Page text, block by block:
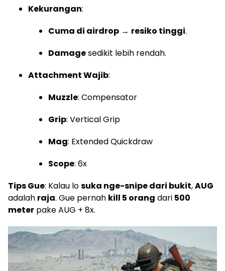
Kekurangan:
Cuma di airdrop → resiko tinggi.
Damagesedikit lebih rendah.
Attachment Wajib:
Muzzle: Compensator
Grip: Vertical Grip
Mag: Extended Quickdraw
Scope: 6x
Tips Gue: Kalau losuka nge-snipe dari bukit,AUG
adalah raja. Gue pernah kill 5 orang dari 500
meter pake AUG + 8x.